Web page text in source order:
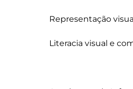
Representação
Literacia visual e